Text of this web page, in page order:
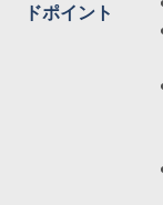
ドポイント